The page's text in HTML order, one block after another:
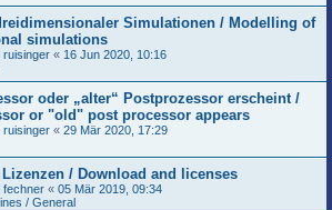
Simulationen / Modelling of
simulations
ruisinger « 16 Jun 2020, 10:16
oder „alter“ Postprozessor erscheint /
or "old" post processor appears
ruisinger « 29 Mär 2020, 17:29
/ Download and licenses
fechner « 05 Mär 2019, 09:34
/ General